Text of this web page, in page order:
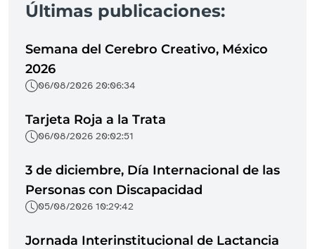
Últimas publicaciones:
Semana del Cerebro Creativo, México
2026
06/08/2026 20:06:34
Tarjeta Roja a la Trata
06/08/2026 20:02:51
3 de diciembre, Día Internacional de las
Personas con Discapacidad
05/08/2026 10:29:42
Jornada Interinstitucional de Lactancia